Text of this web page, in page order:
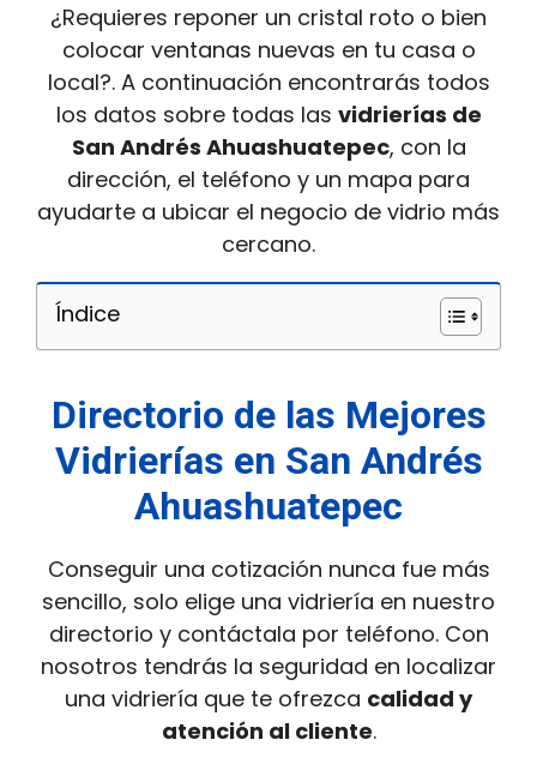
¿Requieres reponer un cristal roto o bien
colocar ventanas nuevas en tu casa o
local?. A continuación encontrarás todos
los datos sobre todas las vidrierías de
San Andrés Ahuashuatepec, con la
dirección, el teléfono y un mapa para
ayudarte a ubicar el negocio de vidrio más
cercano.
Índice
Directorio de las Mejores
Vidrierías en San Andrés
Ahuashuatepec
Conseguir una cotización nunca fue más
sencillo, solo elige una vidriería en nuestro
directorio y contáctala por teléfono. Con
nosotros tendrás la seguridad en localizar
una vidriería que te ofrezca calidad y
atención al cliente.